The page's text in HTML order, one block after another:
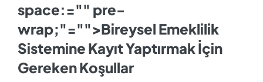
space:="" pre-
wrap;"="">Bireysel Emeklilik
Sistemine Kayıt Yaptırmak İçin
Gereken Koşullar